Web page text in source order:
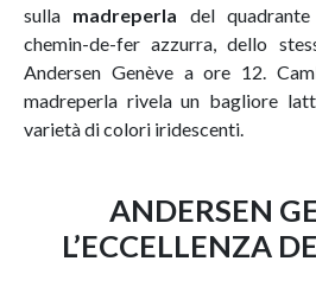
sulla madreperla del
chemin-de-fer azzurra, dello
Andersen Genève a ore 12.
madreperla rivela un bagliore
varietà di colori iridescenti.
ANDERSEN
L’ECCELLENZA